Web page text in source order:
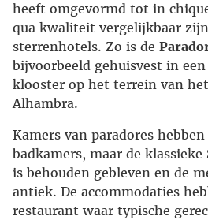
heeft omgevormd tot in
qua kwaliteit vergelijkbaar
sterrenhotels. Zo is de
bijvoorbeeld gehuisvest in een
klooster op het terrein van
Alhambra.
Kamers van paradores
badkamers, maar de
is behouden gebleven en de
antiek. De accommodaties
restaurant waar typische